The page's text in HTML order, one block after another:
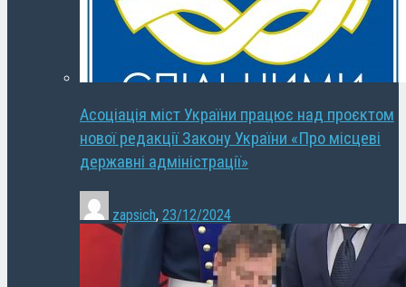
Асоціація міст України працює над проєктом
нової редакції Закону України «Про місцеві
державні адміністрації»
zapsich, 23/12/2024